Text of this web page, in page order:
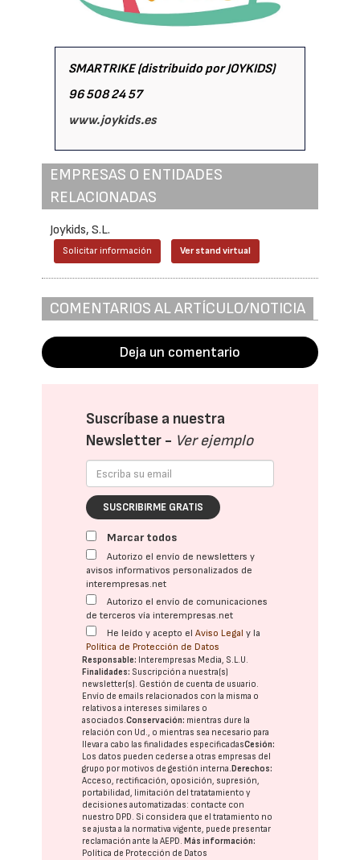
SMARTRIKE (distribuido por JOYKIDS)
96 508 24 57
www.joykids.es
EMPRESAS O ENTIDADES
RELACIONADAS
Joykids, S.L.
Solicitar información Ver stand virtual
COMENTARIOS AL ARTÍCULO/NOTICIA
Deja un comentario
Suscríbase a nuestra
Newsletter - Ver ejemplo
SUSCRIBIRME GRATIS
Marcar todos
Autorizo el envío de newsletters y
avisos informativos personalizados de
interempresas.net
Autorizo el envío de comunicaciones
de terceros vía interempresas.net
He leído y acepto elAviso Legal y la
Política de Protección de Datos
Responsable: Interempresas Media, S.L.U.
Finalidades: Suscripción a nuestra(s)
newsletter(s). Gestión de cuenta de usuario.
Envío de emails relacionados con la misma o
relativos a intereses similares o
asociados.Conservación: mientras dure la
relación con Ud., o mientras sea necesario para
llevar a cabo las finalidades especificadasCesión:
Los datos pueden cederse a otras empresas del
grupo por motivos de gestión interna.Derechos:
Acceso, rectificación, oposición, supresión,
portabilidad, limitación del tratatamiento y
decisiones automatizadas: contacte con
nuestro DPD. Si considera que el tratamiento no
se ajusta a la normativa vigente, puede presentar
reclamación ante laAEPD.Más información:
Política de Protección de Datos